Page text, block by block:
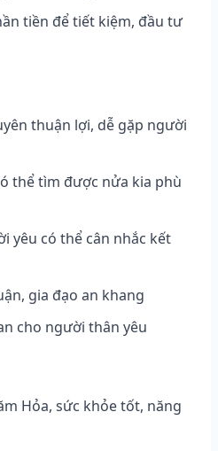
tiền để tiết kiệm, đầu tư
thuận lợi, dễ gặp người
thể tìm được nửa kia phù
yêu có thể cân nhắc kết
gia đạo an khang
cho người thân yêu
Hỏa, sức khỏe tốt, năng